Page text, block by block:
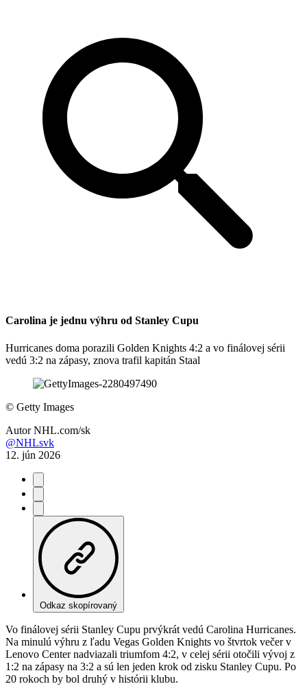
Carolina je jednu výhru od Stanley Cupu
Hurricanes doma porazili Golden Knights 4:2 a vo finálovej sérii
vedú 3:2 na zápasy, znova trafil kapitán Staal
© Getty Images
Autor NHL.com/sk
@NHLsvk
12. jún 2026
Odkaz skopírovaný
Vo finálovej sérii Stanley Cupu prvýkrát vedú Carolina Hurricanes.
Na minulú výhru z ľadu Vegas Golden Knights vo štvrtok večer v
Lenovo Center nadviazali triumfom 4:2, v celej sérii otočili vývoj z
1:2 na zápasy na 3:2 a sú len jeden krok od zisku Stanley Cupu. Po
20 rokoch by bol druhý v histórii klubu.